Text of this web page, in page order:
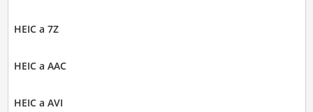
HEIC a 7Z
HEIC a AAC
HEIC a AVI